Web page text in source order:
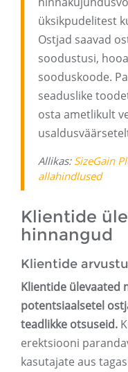
üksikpudelitest
Ostjad saavad
soodustusi,
sooduskoode.
seaduslike
osta ametlikult
Allikas: SizeGain
allahindlused
Klientide
hinnangud
Klientide
Klientide ülevaated
potentsiaalsetel
teadlikke otsuseid.
erektsiooni
kasutajate aus